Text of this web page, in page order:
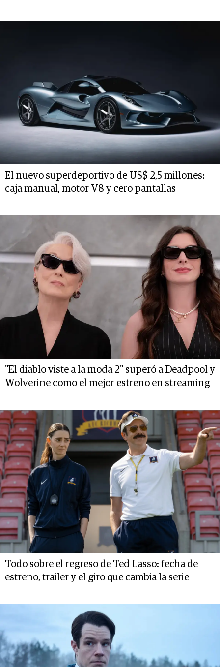
El nuevo superdeportivo de US$ 2,5 millones:
caja manual, motor V8 y cero pantallas
"El diablo viste a la moda 2" superó a Deadpool y
Wolverine como el mejor estreno en streaming
Todo sobre el regreso de Ted Lasso: fecha de
estreno, trailer y el giro que cambia la serie